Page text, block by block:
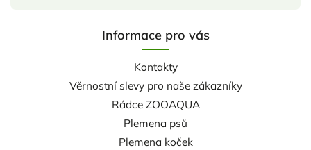
Informace pro vás
Kontakty
Věrnostní slevy pro naše zákazníky
Rádce ZOOAQUA
Plemena psů
Plemena koček